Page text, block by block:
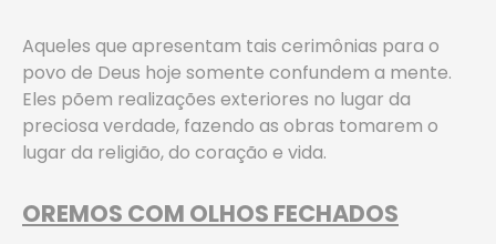
Aqueles que apresentam tais cerimônias para o
povo de Deus hoje somente confundem a mente.
Eles põem realizações exteriores no lugar da
preciosa verdade, fazendo as obras tomarem o
lugar da religião, do coração e vida.
OREMOS COM OLHOS FECHADOS